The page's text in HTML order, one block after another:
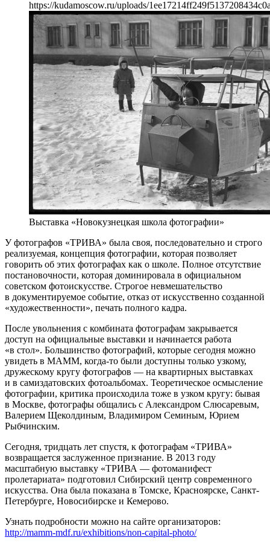
https://kudamoscow.ru/uploads/
Выставка «Новокузнецкая школа фотографии»
У фотографов «ТРИВА» была своя, последовательно и строго
реализуемая, концепция фотографии, которая позволяет
говорить об этих фотографах как о школе. Полное отсутствие
постановочности, которая доминировала в официальном
советском фотоискусстве. Строгое невмешательство
в документируемое событие, отказ от искусственно созданной
«художественности», печать полного кадра.
После увольнения с комбината фотографам закрывается
доступ на официальные выставки и начинается работа
«в стол». Большинство фотографий, которые сегодня можно
увидеть в МАММ, когда-то были доступны только узкому,
дружескому кругу фотографов — на квартирных выставках
и в самиздатовских фотоальбомах. Теоретическое осмысление
фотографии, критика происходила тоже в узком кругу: бывая
в Москве, фотографы общались с Александром Слюсаревым,
Валерием Щеколдиным, Владимиром Семиным, Юрием
Рыбчинским.
Сегодня, тридцать лет спустя, к фотографам «ТРИВА»
возвращается заслуженное признание. В 2013 году
масштабную выставку «ТРИВА — фотоманифест
пролетариата» подготовил Сибирский центр современного
искусства. Она была показана в Томске, Красноярске, Санкт-
Петербурге, Новосибирске и Кемерово.
Узнать подробности можно на сайте организаторов:
http://mamm-mdf.ru/exhibitions/non-capital-photo/